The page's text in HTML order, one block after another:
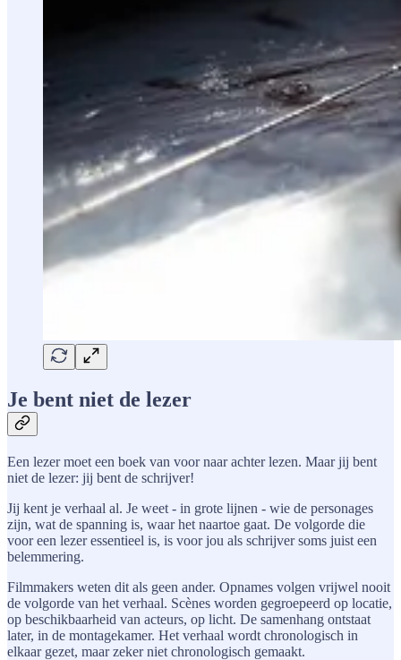
Je bent niet de lezer
Een lezer moet een boek van voor naar achter lezen. Maar jij bent
niet de lezer: jij bent de schrijver!
Jij kent je verhaal al. Je weet - in grote lijnen - wie de personages
zijn, wat de spanning is, waar het naartoe gaat. De volgorde die
voor een lezer essentieel is, is voor jou als schrijver soms juist een
belemmering.
Filmmakers weten dit als geen ander. Opnames volgen vrijwel nooit
de volgorde van het verhaal. Scènes worden gegroepeerd op locatie,
op beschikbaarheid van acteurs, op licht. De samenhang ontstaat
later, in de montagekamer. Het verhaal wordt chronologisch in
elkaar gezet, maar zeker niet chronologisch gemaakt.